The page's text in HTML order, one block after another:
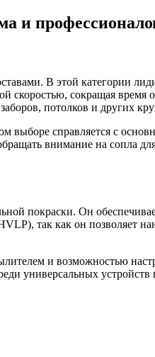
и
В этой категории
скоростью, сокращая
потолков и других
справляется с
внимание на сопла
покраски. Он
так как он позволяет
и возможностью
универсальных устройств